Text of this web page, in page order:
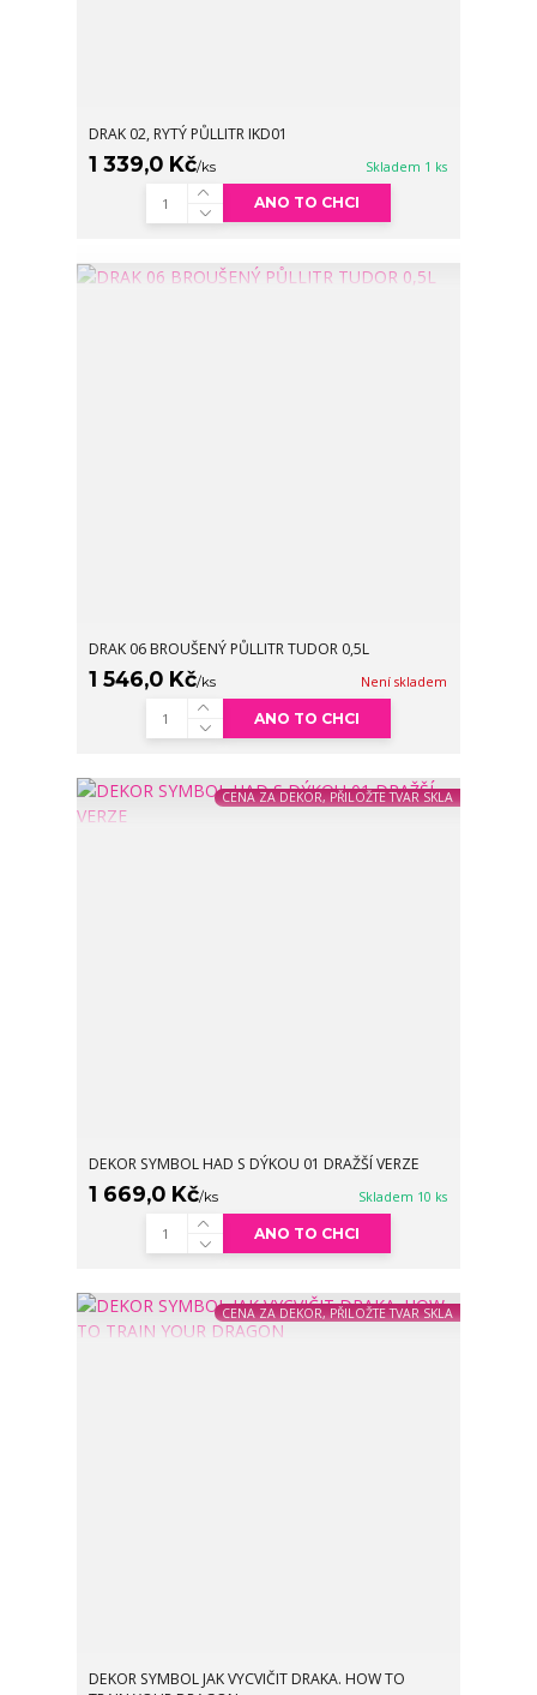
DRAK 02, RYTÝ PŮLLITR IKD01
1 339,0 Kč/ks Skladem 1 ks
ANO TO CHCI
DRAK 06 BROUŠENÝ PŮLLITR TUDOR 0,5L
1 546,0 Kč/ks Není skladem
ANO TO CHCI
CENA ZA DEKOR, PŘILOŽTE TVAR SKLA
DEKOR SYMBOL HAD S DÝKOU 01 DRAŽŠÍ VERZE
1 669,0 Kč/ks Skladem 10 ks
ANO TO CHCI
CENA ZA DEKOR, PŘILOŽTE TVAR SKLA
DEKOR SYMBOL JAK VYCVIČIT DRAKA. HOW TO